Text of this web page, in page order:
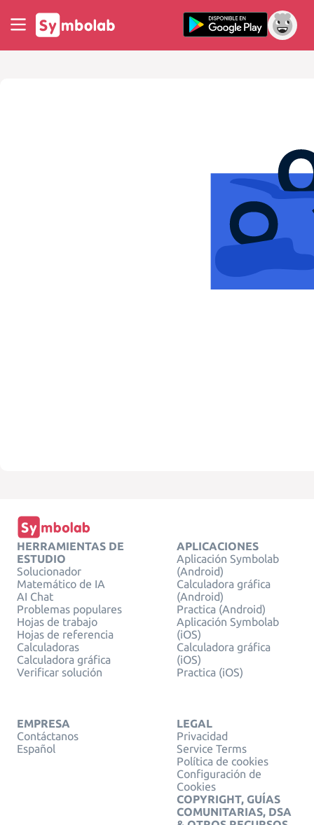
HERRAMIENTAS DE
ESTUDIO
Solucionador
Matemático de IA
AI Chat
Problemas populares
Hojas de trabajo
Hojas de referencia
Calculadoras
Calculadora gráfica
Verificar solución
APLICACIONES
Aplicación Symbolab
(Android)
Calculadora gráfica
(Android)
Practica (Android)
Aplicación Symbolab
(iOS)
Calculadora gráfica
(iOS)
Practica (iOS)
EMPRESA
Contáctanos
Español
LEGAL
Privacidad
Service Terms
Política de cookies
Configuración de
Cookies
COPYRIGHT, GUÍAS
COMUNITARIAS, DSA